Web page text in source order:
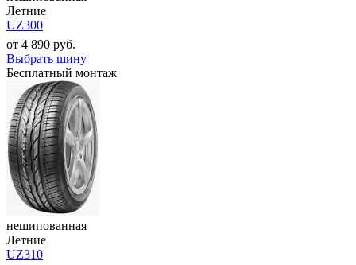
Летние
UZ300
от 4 890 руб.
Выбрать шину
Бесплатный монтаж
нешипованная
Летние
UZ310